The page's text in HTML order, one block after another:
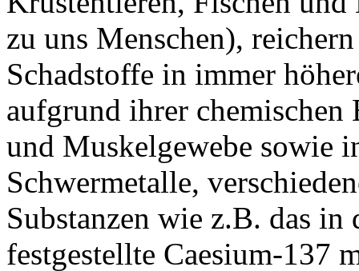
zu uns Menschen),
Schadstoffe in immer
aufgrund ihrer
und Muskelgewebe sowie
Schwermetalle,
Substanzen wie z.B. das in
festgestellte Caesium-137